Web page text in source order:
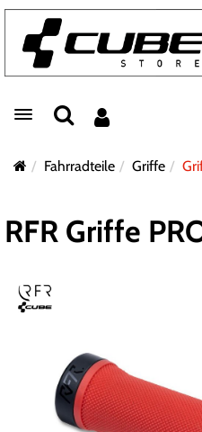
Toggle navigation
Fahrradteile Griffe
RFR Griffe